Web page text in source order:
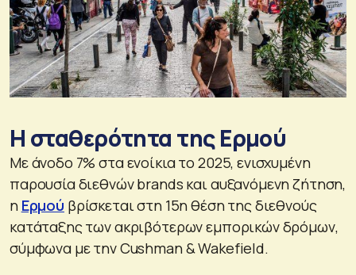
Η σταθερότητα της Ερμού
Με άνοδο 7% στα ενοίκια το 2025, ενισχυμένη
παρουσία διεθνών brands και αυξανόμενη ζήτηση,
η Ερμού βρίσκεται στη 15η θέση της διεθνούς
κατάταξης των ακριβότερων εμπορικών δρόμων,
σύμφωνα με την Cushman & Wakefield.